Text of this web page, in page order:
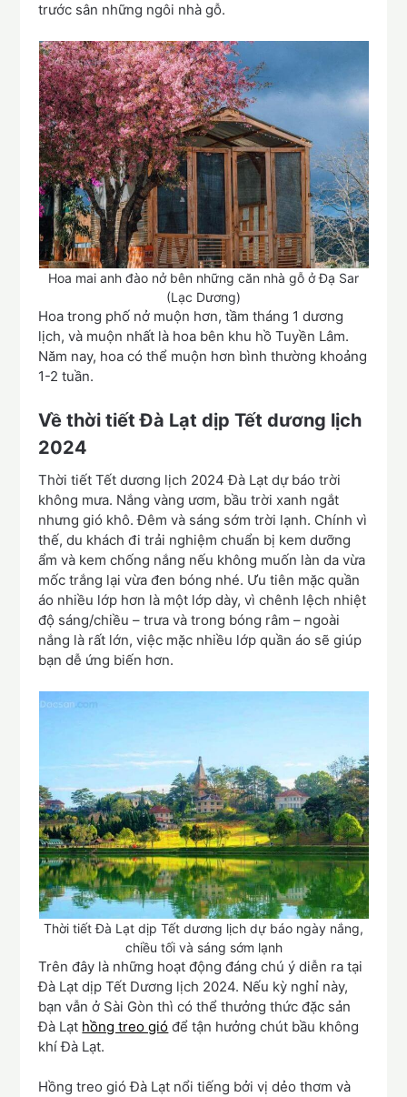
trước sân những ngôi nhà gỗ.
Hoa mai anh đào nở bên những căn nhà gỗ ở Đạ Sar
(Lạc Dương)
Hoa trong phố nở muộn hơn, tầm tháng 1 dương
lịch, và muộn nhất là hoa bên khu hồ Tuyền Lâm.
Năm nay, hoa có thể muộn hơn bình thường khoảng
1-2 tuần.
Về thời tiết Đà Lạt dịp Tết dương lịch
2024
Thời tiết Tết dương lịch 2024 Đà Lạt dự báo trời
không mưa. Nắng vàng ươm, bầu trời xanh ngắt
nhưng gió khô. Đêm và sáng sớm trời lạnh. Chính vì
thế, du khách đi trải nghiệm chuẩn bị kem dưỡng
ẩm và kem chống nắng nếu không muốn làn da vừa
mốc trắng lại vừa đen bóng nhé. Ưu tiên mặc quần
áo nhiều lớp hơn là một lớp dày, vì chênh lệch nhiệt
độ sáng/chiều – trưa và trong bóng râm – ngoài
nắng là rất lớn, việc mặc nhiều lớp quần áo sẽ giúp
bạn dễ ứng biến hơn.
Thời tiết Đà Lạt dịp Tết dương lịch dự báo ngày nắng,
chiều tối và sáng sớm lạnh
Trên đây là những hoạt động đáng chú ý diễn ra tại
Đà Lạt dịp Tết Dương lịch 2024. Nếu kỳ nghỉ này,
bạn vẫn ở Sài Gòn thì có thể thưởng thức đặc sản
Đà Lạt hồng treo gió để tận hưởng chút bầu không
khí Đà Lạt.
Hồng treo gió Đà Lạt nổi tiếng bởi vị dẻo thơm và